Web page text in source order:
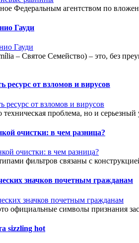
Федеральным агентством по
Гауди
– Святое Семейство) – это, без
ресурс от взломов и вирусов
проблема, но и
очистки: в чем разница?
фильтров связаны с
значков почетным гражданам
официальные символы признания
sizzling hot